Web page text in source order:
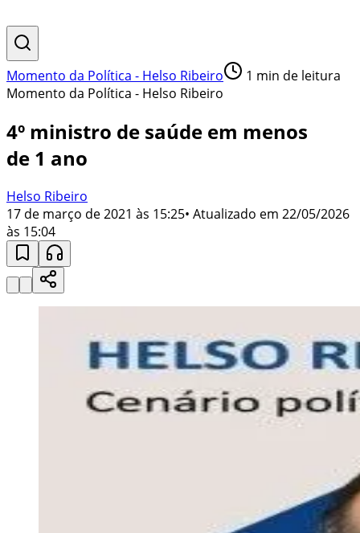
Momento da Política - Helso Ribeiro 1 min de leitura
Momento da Política - Helso Ribeiro
4º ministro de saúde em menos
de 1 ano
Helso Ribeiro
17 de março de 2021 às 15:25• Atualizado em 22/05/2026
às 15:04